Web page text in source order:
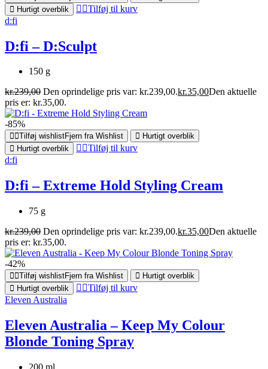
Hurtigt overblik
Tilføj til kurv
d:fi
D:fi – D:Sculpt
150 g
kr.239,00 Den oprindelige pris var: kr.239,00.kr.35,00Den aktuelle
pris er: kr.35,00.
-85%
Tilføj wishlistFjern fra Wishlist
Hurtigt overblik
Hurtigt overblik
Tilføj til kurv
d:fi
D:fi – Extreme Hold Styling Cream
75 g
kr.239,00 Den oprindelige pris var: kr.239,00.kr.35,00Den aktuelle
pris er: kr.35,00.
-42%
Tilføj wishlistFjern fra Wishlist
Hurtigt overblik
Hurtigt overblik
Tilføj til kurv
Eleven Australia
Eleven Australia – Keep My Colour
Blonde Toning Spray
200 ml